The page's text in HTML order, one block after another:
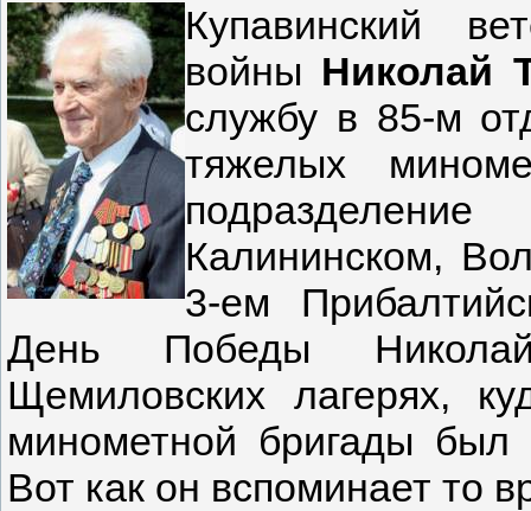
Купавинский
войны Николай
службу в 85-м
тяжелых
Калининском,
3-ем Прибалтий
День Победы
Щемиловских лагерях,
минометной бригады
Вот как он вспоминает то